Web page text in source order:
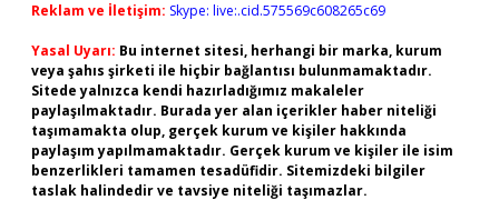
Reklam ve İletişim: Skype: live:.cid.575569c608265c69
Yasal Uyarı: Bu internet sitesi, herhangi bir marka, kurum
veya şahıs şirketi ile hiçbir bağlantısı bulunmamaktadır.
Sitede yalnızca kendi hazırladığımız makaleler
paylaşılmaktadır. Burada yer alan içerikler haber niteliği
taşımamakta olup, gerçek kurum ve kişiler hakkında
paylaşım yapılmamaktadır. Gerçek kurum ve kişiler ile isim
benzerlikleri tamamen tesadüfidir. Sitemizdeki bilgiler
taslak halindedir ve tavsiye niteliği taşımazlar.